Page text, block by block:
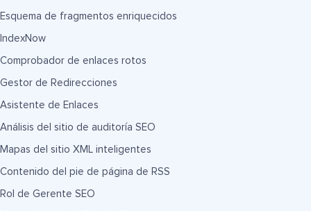
Esquema de fragmentos enriquecidos
IndexNow
Comprobador de enlaces rotos
Gestor de Redirecciones
Asistente de Enlaces
Análisis del sitio de auditoría SEO
Mapas del sitio XML inteligentes
Contenido del pie de página de RSS
Rol de Gerente SEO